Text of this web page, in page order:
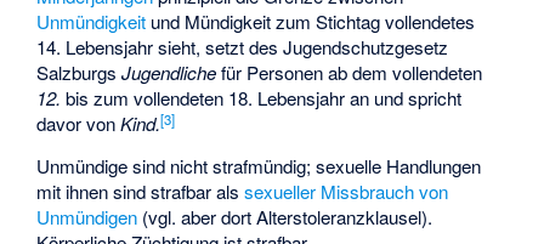
Unmündigkeit und Mündigkeit zum Stichtag vollendetes
14. Lebensjahr sieht, setzt des Jugendschutzgesetz
SalzburgsJugendlichefür Personen ab dem vollendeten
12. bis zum vollendeten 18. Lebensjahr an und spricht
davor vonKind.[3]
Unmündige sind nicht strafmündig; sexuelle Handlungen
mit ihnen sind strafbar alssexueller Missbrauch von
Unmündigen (vgl. aber dort Alterstoleranzklausel).